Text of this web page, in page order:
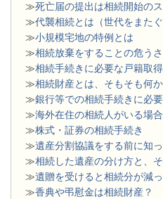
≫死亡届の提出は相続開始の
≫代襲相続とは（世代をまたぐ
≫小規模宅地の特例とは
≫相続放棄をすることの危うさ
≫相続手続きに必要な戸籍取
≫相続財産とは、そもそも何か
≫銀行等での相続手続きに必
​≫海外在住の相続人がいる場
≫株式・証券の相続手続き
≫遺産分割協議をする前に知
≫相続した遺産の分け方と、
≫遺贈を受けると相続分が減
≫香典や弔慰金は相続財産？